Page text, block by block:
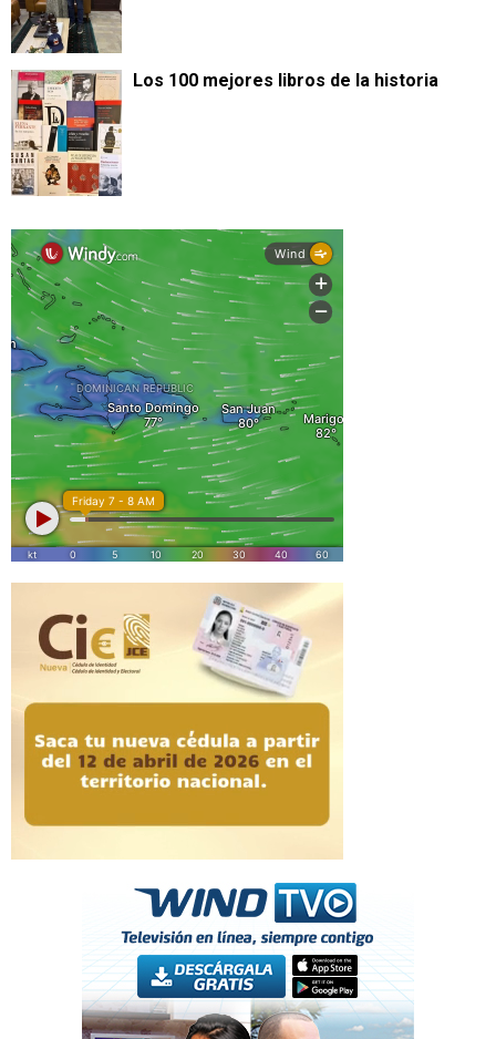
Los 100 mejores libros de la historia